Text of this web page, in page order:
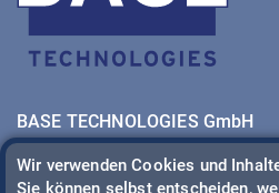
BASE TECHNOLOGIES GmbH
Josef-Felder-Str. 53 | 81241
E-Mail:office@base-
Wir verwenden Cookies und
Sie können selbst entscheiden,